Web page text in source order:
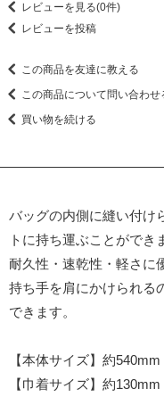
レビューを見る(0件)
レビューを投稿
この商品を友達に教える
この商品について問い合わせ
買い物を続ける
バッグの内側に縫い付け
トに持ち運ぶことができ
耐久性・速乾性・軽さに
持ち手を肩にかけられる
できます。
【本体サイズ】約
【巾着サイズ】約